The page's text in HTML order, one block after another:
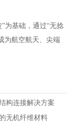
为基础，通过“无捻
为航空航天、尖端
构连接解决方案
无机纤维材料